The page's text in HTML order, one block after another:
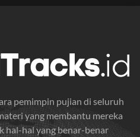
pemimpin pujian di seluruh
yang membantu mereka
hal-hal yang benar-benar